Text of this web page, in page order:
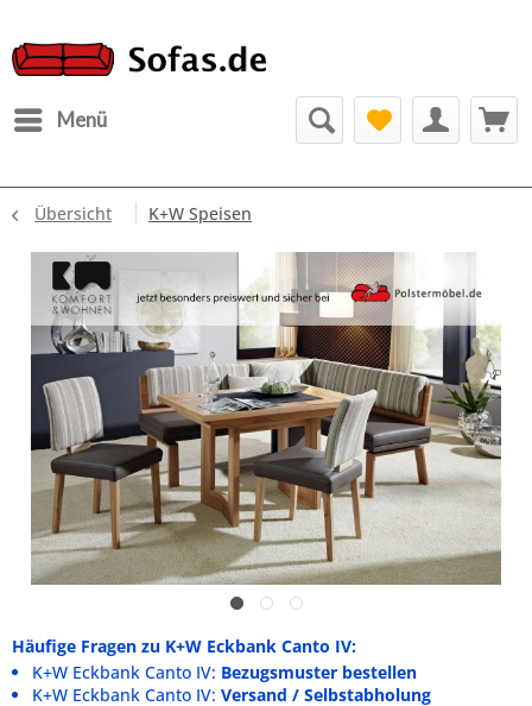
Menü
Übersicht K+W Speisen
Häufige Fragen zu K+W Eckbank Canto IV:
K+W Eckbank Canto IV: Bezugsmuster bestellen
K+W Eckbank Canto IV: Versand / Selbstabholung